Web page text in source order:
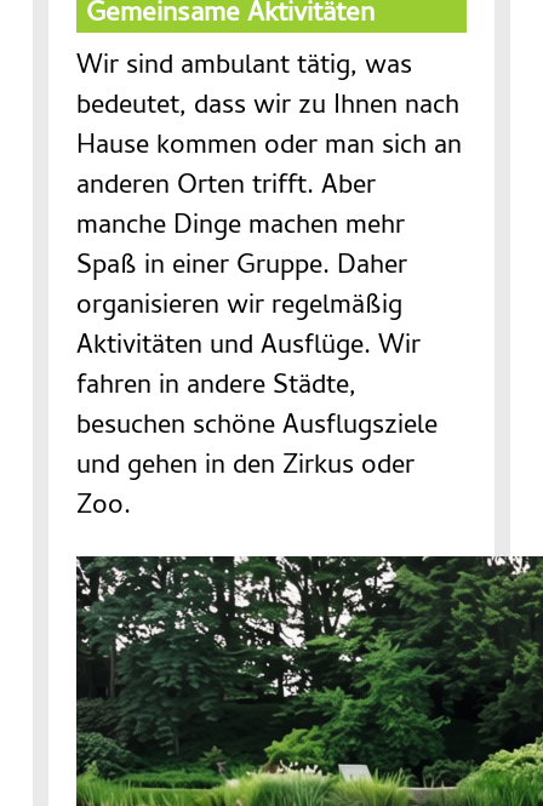
Gemeinsame Aktivitäten
Wir sind ambulant tätig, was
bedeutet, dass wir zu Ihnen nach
Hause kommen oder man sich an
anderen Orten trifft. Aber
manche Dinge machen mehr
Spaß in einer Gruppe. Daher
organisieren wir regelmäßig
Aktivitäten und Ausflüge. Wir
fahren in andere Städte,
besuchen schöne Ausflugsziele
und gehen in den Zirkus oder
Zoo.